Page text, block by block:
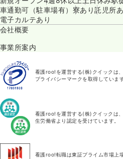
車通勤可（駐車場有） 寮あり託児所
電子カルテあり
会社概要
事業所案内
看護roo!を運営する(株)クイックは
プライバシーマークを取得しています
看護roo!を運営する(株)クイックは
生労働省より認定を受けています。
看護roo!転職は東証プライム市場上